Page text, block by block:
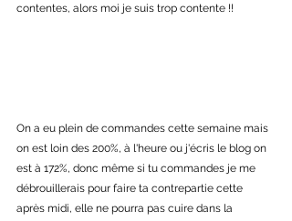
contentes, alors moi je suis trop contente !!
On a eu plein de commandes cette semaine mais
on est loin des 200%, à l'heure ou j'écris le blog on
est à 172%, donc même si tu commandes je me
débrouillerais pour faire ta contrepartie cette
après midi, elle ne pourra pas cuire dans la